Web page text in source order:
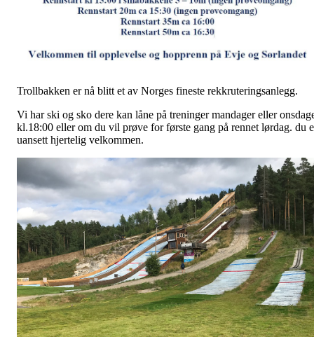
Trollbakken er nå blitt et av Norges fineste rekkruteringsanlegg.
Vi har ski og sko dere kan låne på treninger mandager eller
kl.18:00 eller om du vil prøve for første gang på rennet lørdag. du
uansett hjertelig velkommen.